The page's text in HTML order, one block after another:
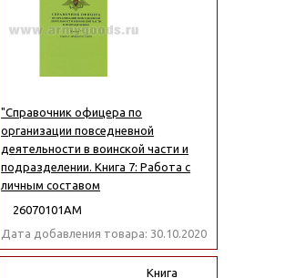
"Справочник офицера по
организации повседневной
деятельности в воинской части и
подразделении. Книга 7: Работа с
личным составом
26070101АМ
Дата добавления товара: 30.10.2020
Книга